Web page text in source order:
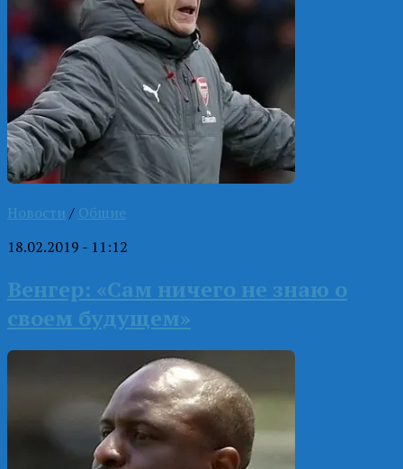
Новости / Общие
18.02.2019 - 11:12
Венгер: «Сам ничего не знаю о
своем будущем»